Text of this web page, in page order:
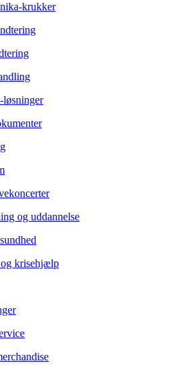
krukker
og uddannelse
krisehjælp